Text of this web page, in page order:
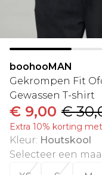
boohooMAN
Gekrompen Fit
Gewassen T-shirt
€ 9,00 €
Extra 10% korting
Kleur: Houtskool
Selecteer een